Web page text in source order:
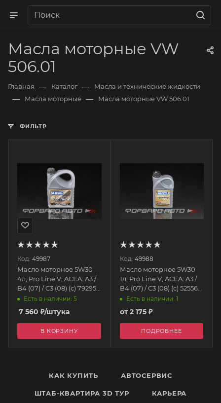
Масла моторные VW
506.01
Главная — Каталог — Масла и технические жидкости
— Масла моторные — Масла моторные VW 506.01
ФИЛЬТР
Код: 49987
Масло моторное 5W30
4л, Pro Line V, ACEA: A3 /
B4 (07) / C3 (08) (с) 79295
AIMOL
Есть в наличии: 5
7 560 ₽/штука
В КОРЗИНУ
Код: 49988
Масло моторное 5W30
1л, Pro Line V, ACEA: A3 /
B4 (07) / C3 (08) (с) 52556
AIMOL
Есть в наличии: 1
от2 175 ₽
ПОДРОБНЕЕ
КАК КУПИТЬ АВТОСЕРВИС
ШТАБ-КВАРТИРА 3D ТУР КАРЬЕРА